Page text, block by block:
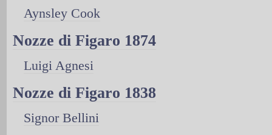
Aynsley Cook
Nozze di Figaro 1874
Luigi Agnesi
Nozze di Figaro 1838
Signor Bellini